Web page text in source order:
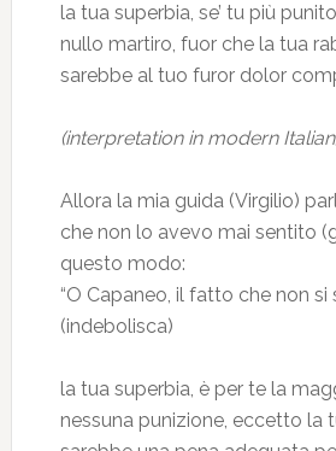
la tua superbia, se’ tu più
nullo martiro, fuor che la tua
sarebbe al tuo furor dolor
(interpretation in modern
Allora la mia guida (Virgilio)
che non lo avevo mai sentito
questo modo:
“O Capaneo, il fatto che non si
(indebolisca)
la tua superbia, è per te la
nessuna punizione, eccetto la